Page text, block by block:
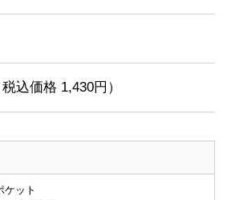
込価格 1,430円）
ケット